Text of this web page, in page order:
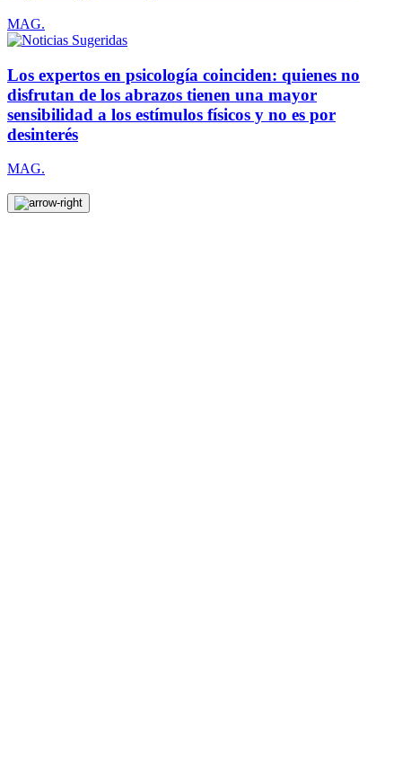
MAG.
Los expertos en psicología coinciden: quienes no
disfrutan de los abrazos tienen una mayor
sensibilidad a los estímulos físicos y no es por
desinterés
MAG.